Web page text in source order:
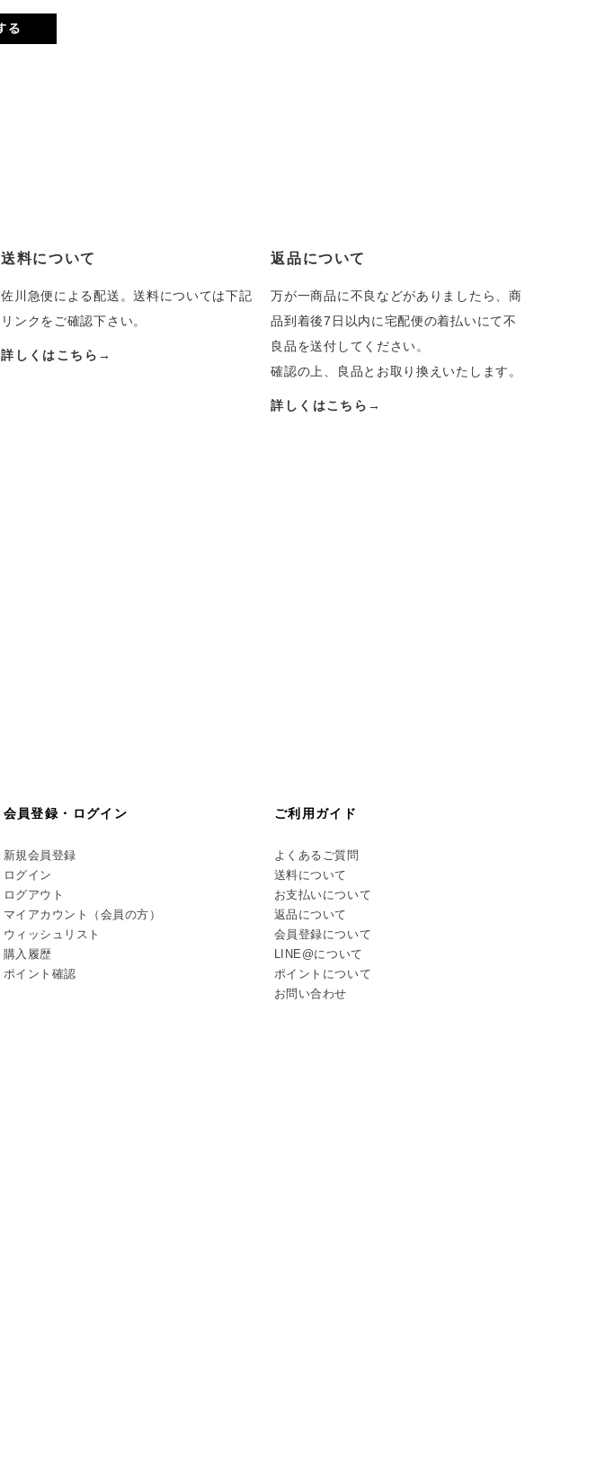
送料について
佐川急便による配送。送料については下記
リンクをご確認下さい。
詳しくはこちら→
返品について
万が一商品に不良などがありましたら、商
品到着後7日以内に宅配便の着払いにて不
良品を送付してください。
確認の上、良品とお取り換えいたします。
詳しくはこちら→
会員登録・ログイン
新規会員登録
ログイン
ログアウト
マイアカウント（会員の方）
ウィッシュリスト
購入履歴
ポイント確認
ご利用ガイド
よくあるご質問
送料について
お支払いについて
返品について
会員登録について
LINE@について
ポイントについて
お問い合わせ